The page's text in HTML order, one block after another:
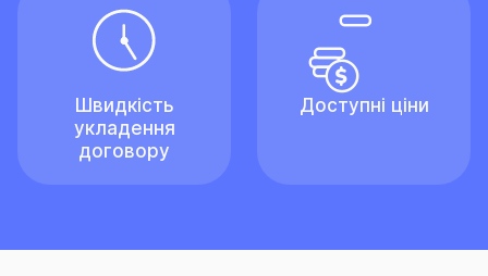
Швидкість
укладення
договору
Доступні ціни